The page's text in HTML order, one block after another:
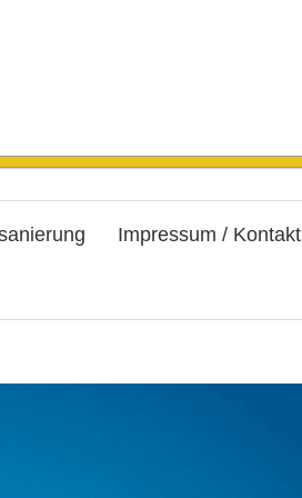
Impressum / Kontakt